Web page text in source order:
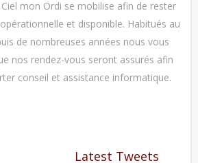
Ciel mon Ordi se mobilise afin de rester
et disponible. Habitués au
de nombreuses années nous vous
nos rendez-vous seront assurés afin
conseil et assistance informatique.
Latest Tweets